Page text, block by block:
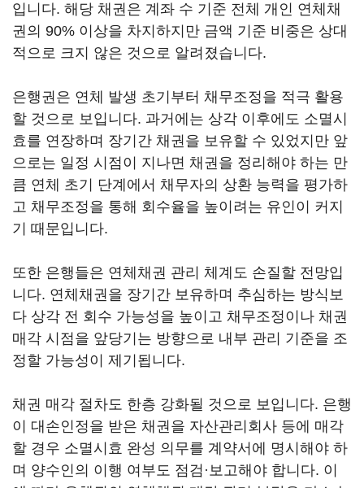
입니다. 해당 채권은 계좌 수 기준 전체 개인 연체채
권의 90% 이상을 차지하지만 금액 기준 비중은 상대
적으로 크지 않은 것으로 알려졌습니다.
은행권은 연체 발생 초기부터 채무조정을 적극 활용
할 것으로 보입니다. 과거에는 상각 이후에도 소멸시
효를 연장하며 장기간 채권을 보유할 수 있었지만 앞
으로는 일정 시점이 지나면 채권을 정리해야 하는 만
큼 연체 초기 단계에서 채무자의 상환 능력을 평가하
고 채무조정을 통해 회수율을 높이려는 유인이 커지
기 때문입니다.
또한 은행들은 연체채권 관리 체계도 손질할 전망입
니다. 연체채권을 장기간 보유하며 추심하는 방식보
다 상각 전 회수 가능성을 높이고 채무조정이나 채권
매각 시점을 앞당기는 방향으로 내부 관리 기준을 조
정할 가능성이 제기됩니다.
채권 매각 절차도 한층 강화될 것으로 보입니다. 은행
이 대손인정을 받은 채권을 자산관리회사 등에 매각
할 경우 소멸시효 완성 의무를 계약서에 명시해야 하
며 양수인의 이행 여부도 점검·보고해야 합니다. 이